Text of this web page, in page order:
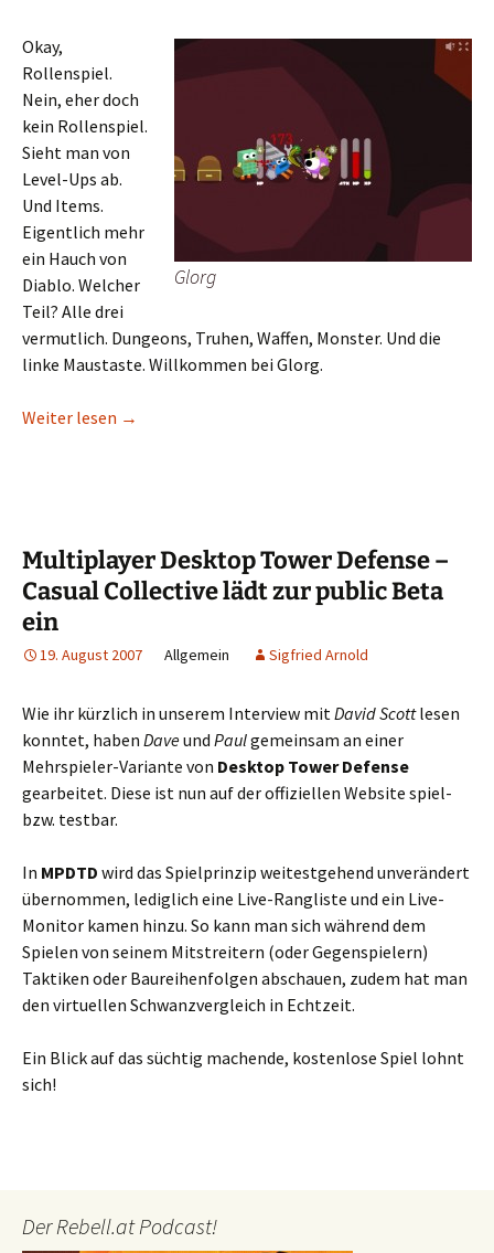
Glorg
Okay,
Rollenspiel.
Nein, eher doch
kein Rollenspiel.
Sieht man von
Level-Ups ab.
Und Items.
Eigentlich mehr
ein Hauch von
Diablo. Welcher
Teil? Alle drei
vermutlich. Dungeons, Truhen, Waffen, Monster. Und die
linke Maustaste. Willkommen bei Glorg.
Weiter lesen Ein Knopf, sie alle zu knechten
→
Multiplayer Desktop Tower Defense –
Casual Collective lädt zur public Beta
ein
19. August 2007 Allgemein Sigfried Arnold
Wie ihr kürzlich in unserem Interview mitDavid Scottlesen
konntet, haben Daveund Paulgemeinsam an einer
Mehrspieler-Variante von Desktop Tower Defense
gearbeitet. Diese ist nun auf der offiziellen Website spiel-
bzw. testbar.
In MPDTD wird das Spielprinzip weitestgehend unverändert
übernommen, lediglich eine Live-Rangliste und ein Live-
Monitor kamen hinzu. So kann man sich während dem
Spielen von seinem Mitstreitern (oder Gegenspielern)
Taktiken oder Baureihenfolgen abschauen, zudem hat man
den virtuellen Schwanzvergleich in Echtzeit.
Ein Blick auf das süchtig machende, kostenlose Spiel lohnt
sich!
Der Rebell.at Podcast!